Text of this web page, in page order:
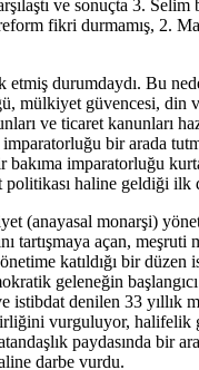
ve sonuçta 3.
fikri durmamış, 2.
durumdaydı. Bu
güvencesi, din
ve ticaret kanunları
bir arada
bakıma imparatorluğu
haline geldiği ilk
(anayasal monarşi)
açan,
katıldığı bir
geleneğin
denilen 33 yıllık
vurguluyor, halifelik
paydasında bir
darbe vurdu.